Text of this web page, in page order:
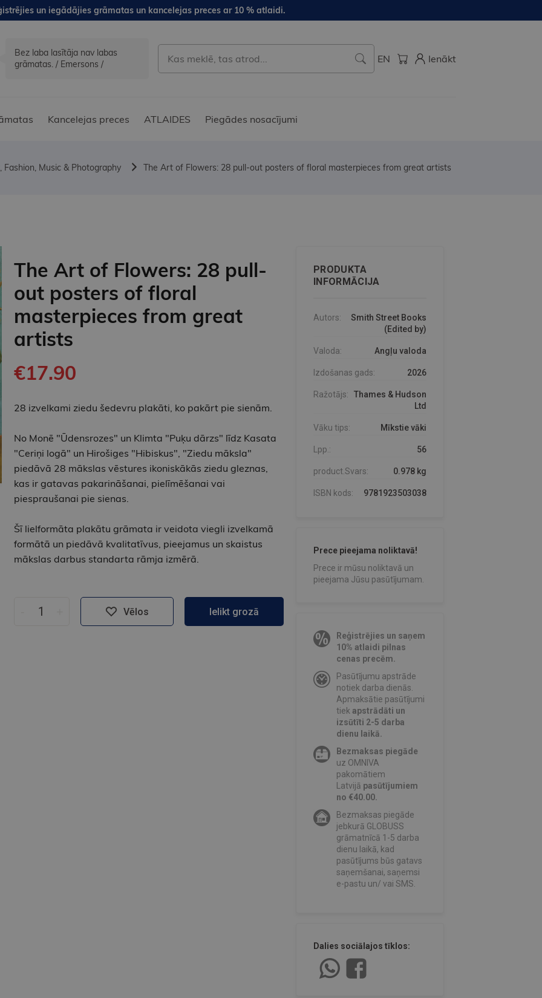
un iegādājies grāmatas un kancelejas preces ar 10 % atlaidi.
Bez laba lasītāja nav labas
grāmatas. / Emersons /
EN Ienākt
Kancelejas preces ATLAIDES Piegādes nosacījumi
Fashion, Music & Photography The Art of Flowers: 28 pull-out posters of floral masterpieces from great artists
The Art of Flowers: 28 pull-
out posters of floral
masterpieces from great
artists
€17.90
28 izvelkami ziedu šedevru plakāti, ko pakārt pie sienām.
No Monē "Ūdensrozes" un Klimta "Puķu dārzs" līdz Kasata
"Ceriņi logā" un Hirošiges "Hibiskus", "Ziedu māksla"
piedāvā 28 mākslas vēstures ikoniskākās ziedu gleznas,
kas ir gatavas pakarināšanai, pielīmēšanai vai
piespraušanai pie sienas.
Šī lielformāta plakātu grāmata ir veidota viegli izvelkamā
formātā un piedāvā kvalitatīvus, pieejamus un skaistus
mākslas darbus standarta rāmja izmērā.
Vēlos Ielikt grozā
PRODUKTA
INFORMĀCIJA
Autors:
Smith Street Books
(Edited by)
Valoda: Angļu valoda
Izdošanas gads: 2026
Ražotājs:
Thames & Hudson
Ltd
Vāku tips: Mīkstie vāki
Lpp.: 56
product.Svars: 0.978 kg
ISBN kods: 9781923503038
Prece pieejama noliktavā!
Prece ir mūsu noliktavā un
pieejama Jūsu pasūtījumam.
Reģistrējies un saņem
10% atlaidi pilnas
cenas precēm.
Pasūtījumu apstrāde
notiek darba dienās.
Apmaksātie pasūtījumi
tiekapstrādāti un
izsūtīti 2-5 darba
dienu laikā.
Bezmaksas piegāde
uz OMNIVA
pakomātiem
Latvijā pasūtījumiem
no €40.00.
Bezmaksas piegāde
jebkurā GLOBUSS
grāmatnīcā 1-5 darba
dienu laikā, kad
pasūtījums būs gatavs
saņemšanai, saņemsi
e-pastu un/ vai SMS.
Dalies sociālajos tīklos: